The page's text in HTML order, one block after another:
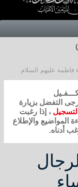
فاطمة عليهم السلام
التفضل بزيارة
، إذا رغبت
المواضيع والإطلاع
أدناه.